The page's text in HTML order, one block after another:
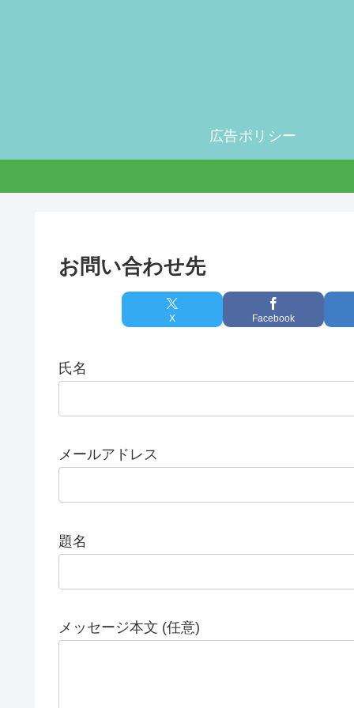
広告ポリシー
お問い合わせ先
X Facebook
氏名
メールアドレス
題名
メッセージ本文 (任意)